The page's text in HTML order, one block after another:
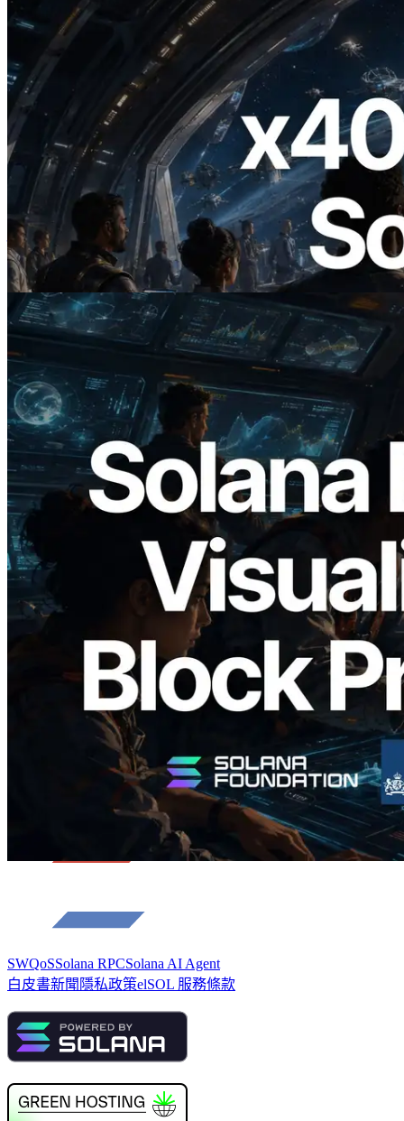
2026.07.04
ERPC 發布支援 x402 支付的 Solana RPC
— AI Agent 按需為 API 付款的時代開啟
閱讀本文
2026.05.24
Validators Solutions 釋出 Solana Block
Analyzer — 以 slot 為單位視覺化區塊生
成時間與負責驗證者
SWQoSSolana RPCSolana AI Agent
白皮書新聞 隱私政策elSOL 服務條款